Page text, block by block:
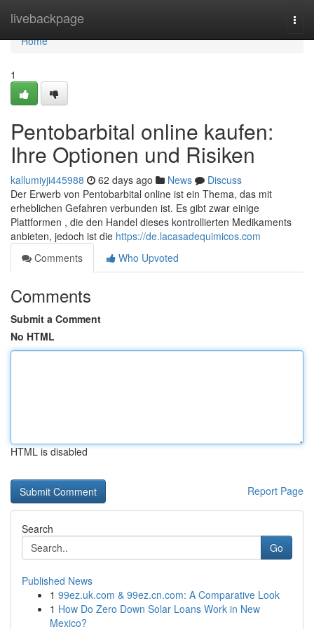
livebackpage
Home
Home
1
Pentobarbital online kaufen:
Ihre Optionen und Risiken
kallumiyji445988 62 days ago News
Discuss
Der Erwerb von Pentobarbital online ist ein Thema, das mit
erheblichen Gefahren verbunden ist. Es gibt zwar einige
Plattformen , die den Handel dieses kontrollierten Medikaments
anbieten, jedoch ist die https://de.lacasadequimicos.com
Comments
Who Upvoted
Comments
Submit a Comment
No HTML
HTML is disabled
Report Page
Search
Go
Published News
1 99ez.uk.com & 99ez.cn.com: A Comparative Look
1 How Do Zero Down Solar Loans Work in New
Mexico?